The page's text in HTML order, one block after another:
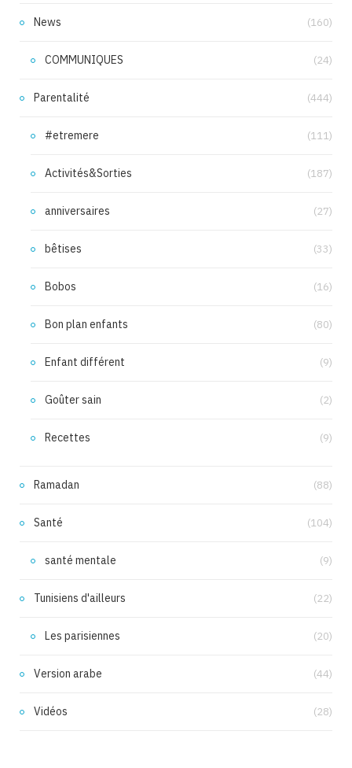
News (160)
COMMUNIQUES (24)
Parentalité (444)
#etremere (111)
Activités&Sorties (187)
anniversaires (27)
bêtises (33)
Bobos (16)
Bon plan enfants (80)
Enfant différent (9)
Goûter sain (2)
Recettes (9)
Ramadan (88)
Santé (104)
santé mentale (9)
Tunisiens d'ailleurs (22)
Les parisiennes (20)
Version arabe (44)
Vidéos (28)